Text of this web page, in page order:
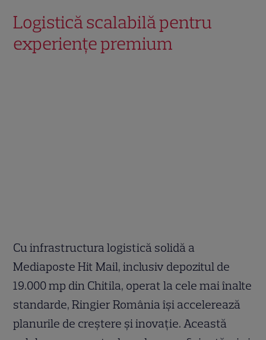
Logistică scalabilă pentru
experiențe premium
Cu infrastructura logistică solidă a
Mediaposte Hit Mail, inclusiv depozitul de
19.000 mp din Chitila, operat la cele mai înalte
standarde, Ringier România își accelerează
planurile de creștere și inovație. Această